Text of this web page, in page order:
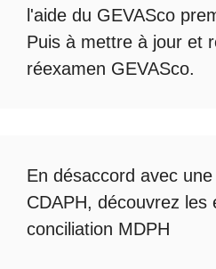
l'aide du GEVASco
Puis à mettre à jour et
réexamen GEVASco.
En désaccord avec
CDAPH, découvrez les
conciliation MDPH